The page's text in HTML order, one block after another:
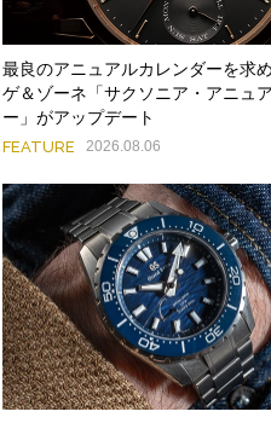
最良のアニュアルカレンダーを求
ゲ＆ゾーネ「サクソニア・アニュ
ー」がアップデート
FEATURE 2026.08.06